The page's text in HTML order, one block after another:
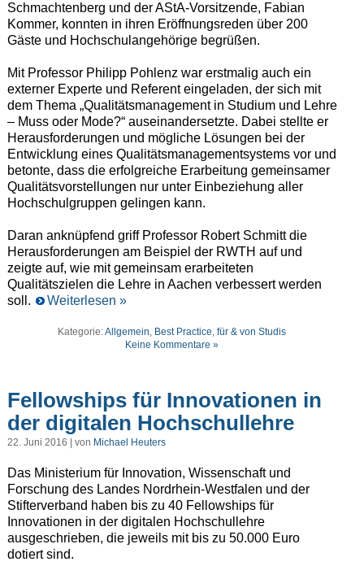
Schmachtenberg und der AStA-Vorsitzende, Fabian
Kommer, konnten in ihren Eröffnungsreden über 200
Gäste und Hochschulangehörige begrüßen.
Mit Professor Philipp Pohlenz war erstmalig auch ein
externer Experte und Referent eingeladen, der sich mit
dem Thema „Qualitätsmanagement in Studium und Lehre
– Muss oder Mode?“ auseinandersetzte. Dabei stellte er
Herausforderungen und mögliche Lösungen bei der
Entwicklung eines Qualitätsmanagementsystems vor und
betonte, dass die erfolgreiche Erarbeitung gemeinsamer
Qualitätsvorstellungen nur unter Einbeziehung aller
Hochschulgruppen gelingen kann.
Daran anknüpfend griff Professor Robert Schmitt die
Herausforderungen am Beispiel der RWTH auf und
zeigte auf, wie mit gemeinsam erarbeiteten
Qualitätszielen die Lehre in Aachen verbessert werden
soll.
Weiterlesen »
Kategorie:Allgemein, Best Practice,für & von Studis
Keine Kommentare »
Fellowships für Innovationen in
der digitalen Hochschullehre
22. Juni 2016 | von Michael Heuters
Das Ministerium für Innovation, Wissenschaft und
Forschung des Landes Nordrhein-Westfalen und der
Stifterverband haben bis zu 40 Fellowships für
Innovationen in der digitalen Hochschullehre
ausgeschrieben, die jeweils mit bis zu 50.000 Euro
dotiert sind.